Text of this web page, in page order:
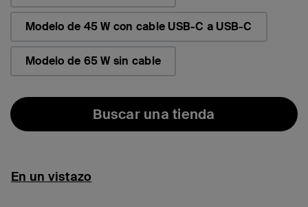
Modelo de 45 W con cable USB-C a USB-C
Modelo de 65 W sin cable
Buscar una tienda
En un vistazo